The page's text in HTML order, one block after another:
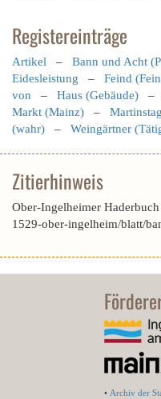
Registereinträge
Artikel – Bann und Acht
Eidesleistung – Feind
von – Haus (Gebäude) –
Markt (Mainz) –
(wahr) – Weingärtner
Zitierhinweis
Ober-Ingelheimer
1529-ober-ingelheim/blatt/
• Archiv der